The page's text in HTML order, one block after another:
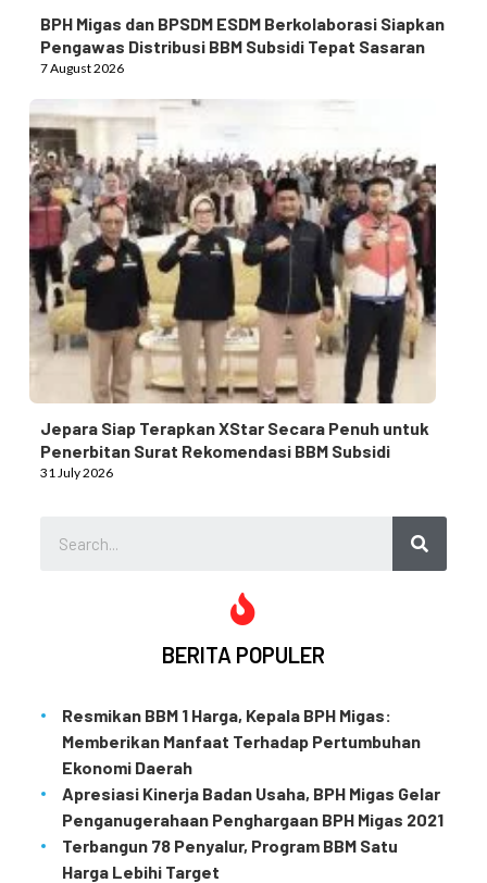
BPH Migas dan BPSDM ESDM Berkolaborasi Siapkan
Pengawas Distribusi BBM Subsidi Tepat Sasaran
7 August 2026
Jepara Siap Terapkan XStar Secara Penuh untuk
Penerbitan Surat Rekomendasi BBM Subsidi
31 July 2026
BERITA POPULER
Resmikan BBM 1 Harga, Kepala BPH Migas:
Memberikan Manfaat Terhadap Pertumbuhan
Ekonomi Daerah
Apresiasi Kinerja Badan Usaha, BPH Migas Gelar
Penganugerahaan Penghargaan BPH Migas 2021
Terbangun 78 Penyalur, Program BBM Satu
Harga Lebihi Target